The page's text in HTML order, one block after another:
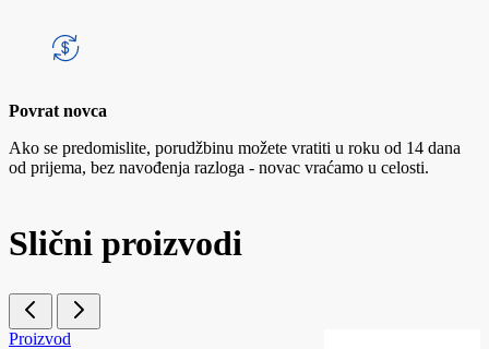
Povrat novca
Ako se predomislite, porudžbinu možete vratiti u roku od 14 dana
od prijema, bez navođenja razloga - novac vraćamo u celosti.
Slični proizvodi
Proizvod